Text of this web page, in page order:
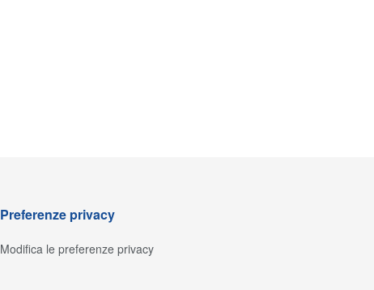
Preferenze privacy
Modifica le preferenze privacy